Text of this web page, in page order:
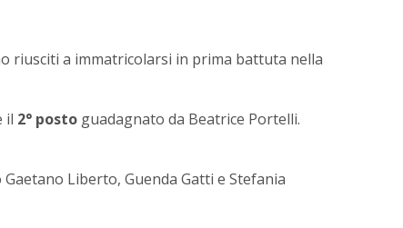
riusciti a immatricolarsi in prima battuta nella
il 2° posto guadagnato da Beatrice Portelli.
Liberto, Guenda Gatti e Stefania